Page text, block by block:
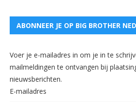
ABONNEER JE OP BIG BROTHER
Voer je e-mailadres in om je in te
mailmeldingen te ontvangen bij
nieuwsberichten.
E-mailadres